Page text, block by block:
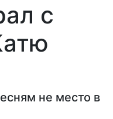
с
не место в